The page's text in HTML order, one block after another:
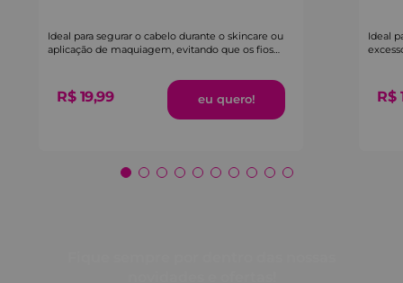
Ideal para segurar o cabelo durante o skincare ou
aplicação de maquiagem, evitando que os fios
R$ 19,99
Ideal
R$